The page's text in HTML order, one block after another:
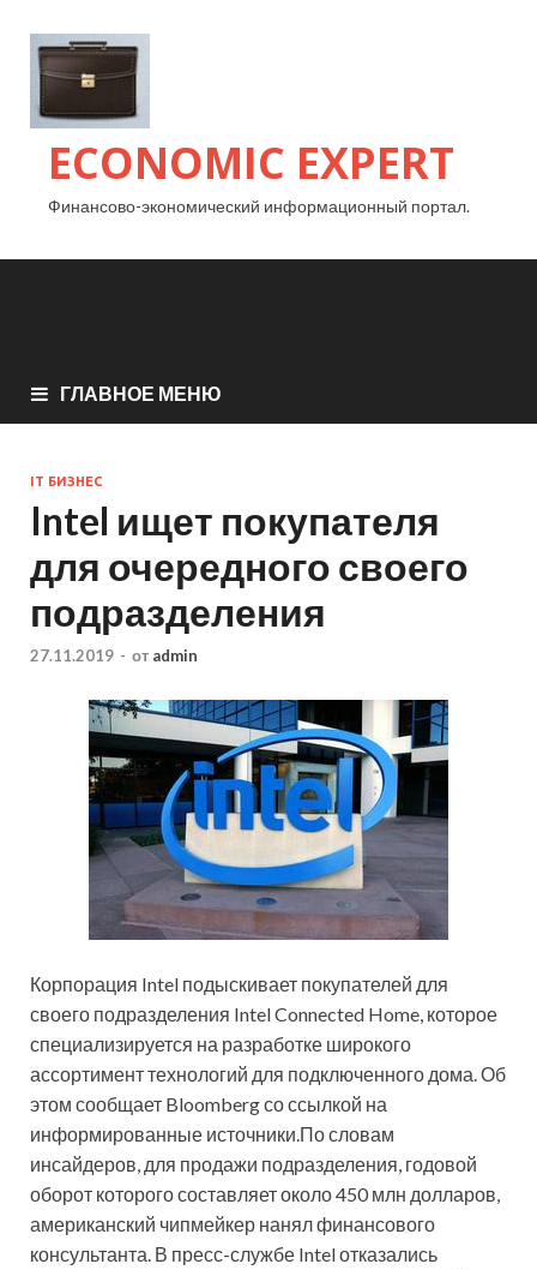
ECONOMIC EXPERT
Финансово-экономический информационный портал.
ГЛАВНОЕ МЕНЮ
IT БИЗНЕС
Intel ищет покупателя
для очередного своего
подразделения
27.11.2019 - от admin
Корпорация Intel подыскивает покупателей для
своего подразделения Intel Connected Home, которое
специализируется на разработке широкого
ассортимент технологий для подключенного дома. Об
этом сообщает Bloomberg со ссылкой на
информированные источники.По словам
инсайдеров, для продажи подразделения, годовой
оборот которого составляет около 450 млн долларов,
американский чипмейкер нанял финансового
консультанта. В пресс-службе Intel отказались